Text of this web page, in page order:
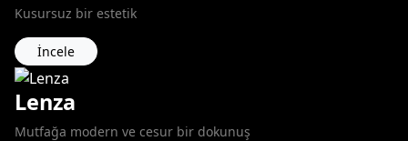
Kusursuz bir estetik
İncele
Lenza
Mutfağa modern ve cesur bir dokunuş